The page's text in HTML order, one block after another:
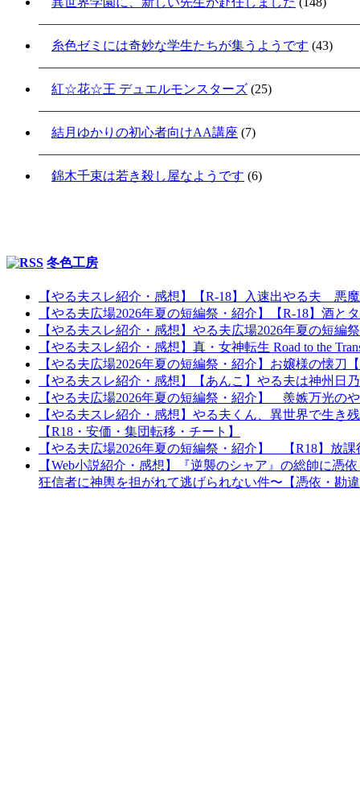
糸色ゼミには奇妙な学生たちが集うようです (43)
紅☆花☆王 デュエルモンスターズ (25)
結月ゆかりの初心者向けAA講座 (7)
錦木千束は若き殺し屋なようです (6)
冬色工房
【やる夫スレ紹介・感想】【R-18】入速出やる夫 悪
【やる夫広場2026年夏の短編祭・紹介】【R-18】酒
【やる夫スレ紹介・感想】やる夫広場2026年夏の短
【やる夫スレ紹介・感想】真・女神転生 Road to the
【やる夫広場2026年夏の短編祭・紹介】お嬢様の懐
【やる夫スレ紹介・感想】【あんこ】やる夫は神州
【やる夫広場2026年夏の短編祭・紹介】 羨嫉万光の
【やる夫スレ紹介・感想】やる夫くん、異世界で生
【R18・安価・集団転移・チート】
【やる夫広場2026年夏の短編祭・紹介】 【R18】放
【Web小説紹介・感想】『逆襲のシャア』の総帥に
狂信者に神輿を担がれて逃げられない件〜【憑依・勘